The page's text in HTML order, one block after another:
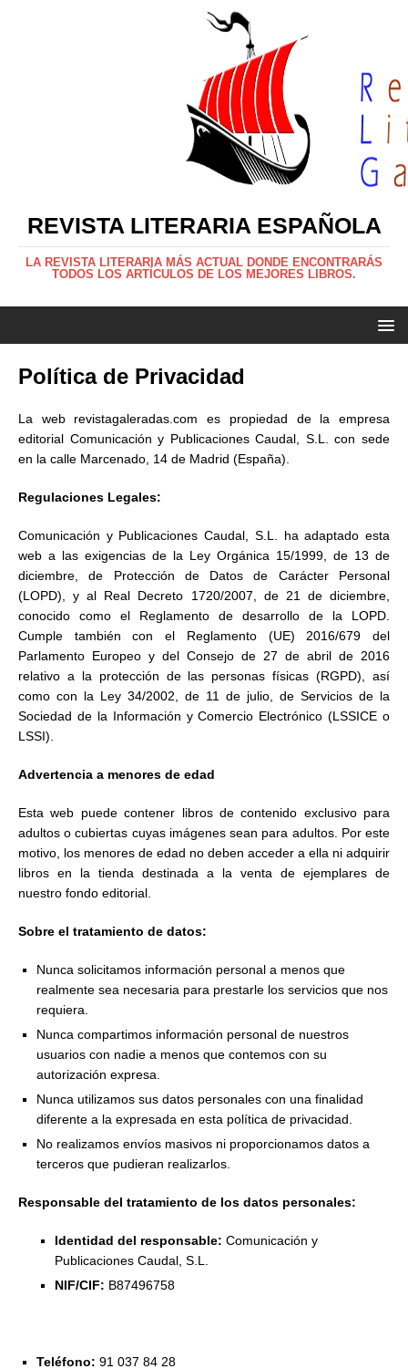
REVISTA LITERARIA ESPAÑOLA
LA REVISTA LITERARIA MÁS ACTUAL DONDE ENCONTRARÁS
TODOS LOS ARTÍCULOS DE LOS MEJORES LIBROS.
Política de Privacidad
La web revistagaleradas.com es propiedad de la empresa
editorial Comunicación y Publicaciones Caudal, S.L. con sede
en la calle Marcenado, 14 de Madrid (España).
Regulaciones Legales:
Comunicación y Publicaciones Caudal, S.L. ha adaptado esta
web a las exigencias de la Ley Orgánica 15/1999, de 13 de
diciembre, de Protección de Datos de Carácter Personal
(LOPD), y al Real Decreto 1720/2007, de 21 de diciembre,
conocido como el Reglamento de desarrollo de la LOPD.
Cumple también con el Reglamento (UE) 2016/679 del
Parlamento Europeo y del Consejo de 27 de abril de 2016
relativo a la protección de las personas físicas (RGPD), así
como con la Ley 34/2002, de 11 de julio, de Servicios de la
Sociedad de la Información y Comercio Electrónico (LSSICE o
LSSI).
Advertencia a menores de edad
Esta web puede contener libros de contenido exclusivo para
adultos o cubiertas cuyas imágenes sean para adultos. Por este
motivo, los menores de edad no deben acceder a ella ni adquirir
libros en la tienda destinada a la venta de ejemplares de
nuestro fondo editorial.
Sobre el tratamiento de datos:
Nunca solicitamos información personal a menos que
realmente sea necesaria para prestarle los servicios que nos
requiera.
Nunca compartimos información personal de nuestros
usuarios con nadie a menos que contemos con su
autorización expresa.
Nunca utilizamos sus datos personales con una finalidad
diferente a la expresada en esta política de privacidad.
No realizamos envíos masivos ni proporcionamos datos a
terceros que pudieran realizarlos.
Responsable del tratamiento de los datos personales:
Identidad del responsable: Comunicación y
Publicaciones Caudal, S.L.
NIF/CIF: B87496758
Teléfono: 91 037 84 28